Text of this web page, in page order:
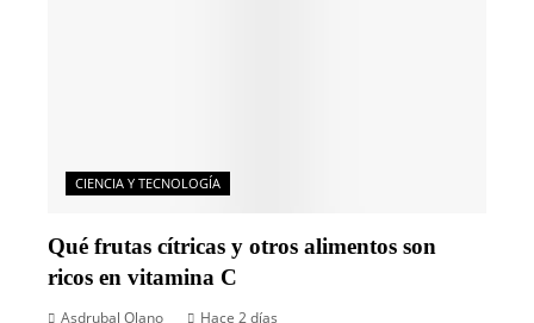
CIENCIA Y TECNOLOGÍA
Qué frutas cítricas y otros alimentos son
ricos en vitamina C
Asdrubal Olano Hace 2 días